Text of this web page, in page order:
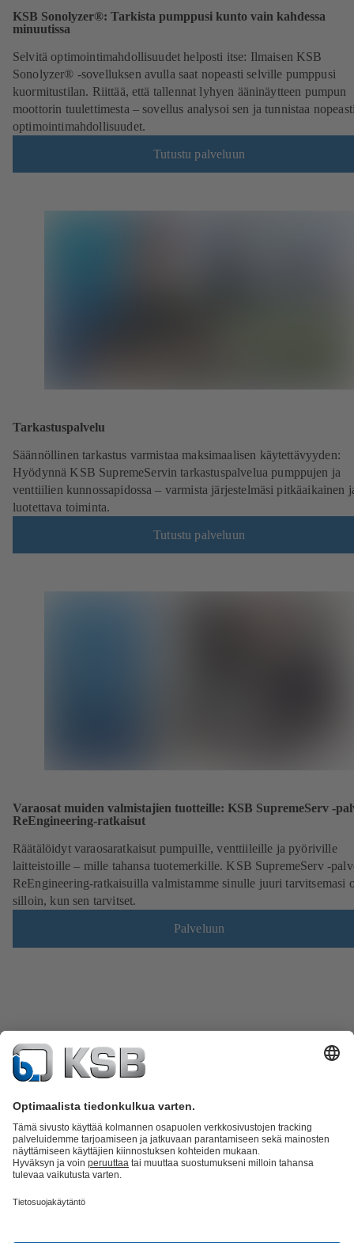
KSB Sonolyzer®: Tarkista pumppusi kunto vain kahdessa
minuutissa
Selvitä optimointimahdollisuudet helposti itse: Ilmaisen KSB
Sonolyzer® -sovelluksen avulla saat nopeasti selville pumppusi
kuormitustilan. Riittää, että tallennat lyhyen ääninäytteen pumpun
moottorin tuulettimesta – sovellus analysoi sen ja tunnistaa
optimointimahdollisuudet.
Tutustu palveluun
Tarkastuspalvelu
Säännöllinen tarkastus varmistaa maksimaalisen käytettävyyden:
Hyödynnä KSB SupremeServin tarkastuspalvelua pumppujen ja
venttiilien kunnossapidossa – varmista järjestelmäsi pitkäaikainen
luotettava toiminta.
Tutustu palveluun
Varaosat muiden valmistajien tuotteille: KSB SupremeServ -
ReEngineering-ratkaisut
Räätälöidyt varaosaratkaisut pumpuille, venttiileille ja pyöriville
laitteistoille – mille tahansa tuotemerkille. KSB SupremeServ -
ReEngineering-ratkaisuilla valmistamme sinulle juuri tarvitsemasi
silloin, kun sen tarvitset.
Palveluun
TuoteluetteloKSB SupremeServ: Spare Parts